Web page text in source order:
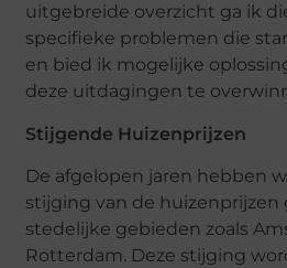
uitgebreide overzicht ga ik
specifieke problemen die
en bied ik mogelijke
deze uitdagingen te
Stijgende Huizenprijzen
De afgelopen jaren hebben
stijging van de huizenprijzen
stedelijke gebieden zoals
Rotterdam. Deze stijging